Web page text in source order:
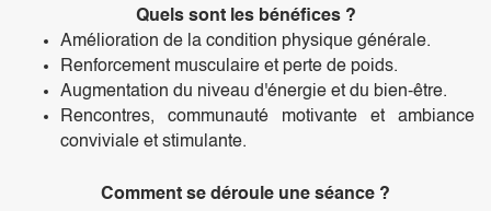
Quels sont les bénéfices ?
Amélioration de la condition physique générale.
Renforcement musculaire et perte de poids.
Augmentation du niveau d'énergie et du bien-être.
Rencontres, communauté motivante et ambiance
conviviale et stimulante.
Comment se déroule une séance ?